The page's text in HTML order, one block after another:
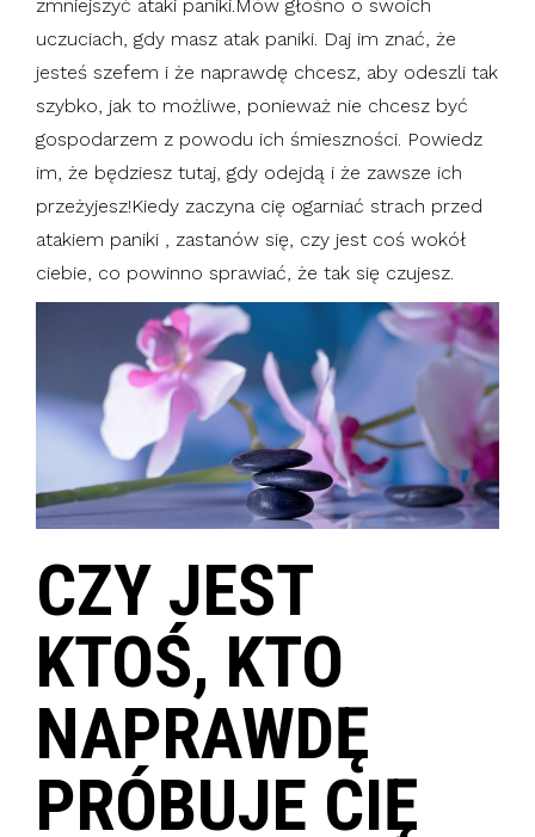
zmniejszyć ataki paniki.Mów głośno o swoich
uczuciach, gdy masz atak paniki. Daj im znać, że
jesteś szefem i że naprawdę chcesz, aby odeszli tak
szybko, jak to możliwe, ponieważ nie chcesz być
gospodarzem z powodu ich śmieszności. Powiedz
im, że będziesz tutaj, gdy odejdą i że zawsze ich
przeżyjesz!Kiedy zaczyna cię ogarniać strach przed
atakiem paniki , zastanów się, czy jest coś wokół
ciebie, co powinno sprawiać, że tak się czujesz.
CZY JEST
KTOŚ, KTO
NAPRAWDĘ
PRÓBUJE CIĘ